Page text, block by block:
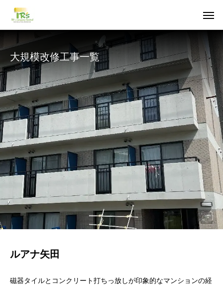
大規模改修工事一覧
ルアナ矢田
磁器タイルとコンクリート打ちっ放しが印象的なマンションの経